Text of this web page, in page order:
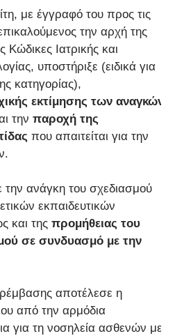
με έγγραφό του προς τις
την αρχή της
Κώδικες Ιατρικής και
υποστήριξε (ειδικά για
κατηγορίας),
εκτίμησης των αναγκών
την παροχή της
που απαιτείται για την
ανάγκη του σχεδιασμού
εκπαιδευτικών
και της προμήθειας του
σε συνδυασμό με την
αποτέλεσε η
από την αρμόδια
για τη νοσηλεία ασθενών με